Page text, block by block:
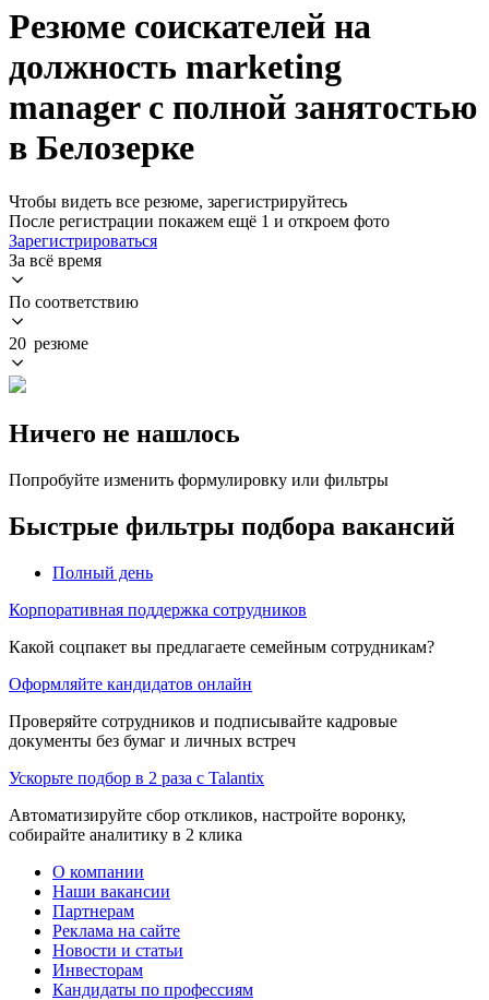
Резюме соискателей на
должность marketing
manager с полной занятостью
в Белозерке
Чтобы видеть все резюме, зарегистрируйтесь
После регистрации покажем ещё 1 и откроем фото
Зарегистрироваться
За всё время
По соответствию
20 резюме
Ничего не нашлось
Попробуйте изменить формулировку или фильтры
Быстрые фильтры подбора вакансий
Полный день
Корпоративная поддержка сотрудников
Какой соцпакет вы предлагаете семейным сотрудникам?
Оформляйте кандидатов онлайн
Проверяйте сотрудников и подписывайте кадровые
документы без бумаг и личных встреч
Ускорьте подбор в 2 раза с Talantix
Автоматизируйте сбор откликов, настройте воронку,
собирайте аналитику в 2 клика
О компании
Наши вакансии
Партнерам
Реклама на сайте
Новости и статьи
Инвесторам
Кандидаты по профессиям